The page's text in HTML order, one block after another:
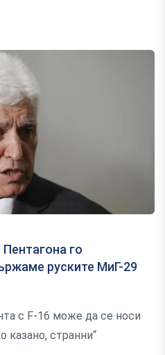
го
руските МиГ-29
с F-16 може да се носи
казано, странни“